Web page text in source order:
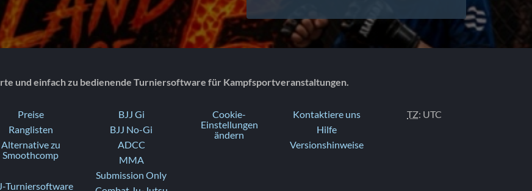
und einfach zu bedienende Turniersoftware für Kampfsportveranstaltungen.
Preise
Ranglisten
Alternative zu
Smoothcomp
Turniersoftware
BJJ Gi
BJJ No-Gi
ADCC
MMA
Submission Only
Cookie-
Einstellungen
ändern
Kontaktiere uns
Hilfe
Versionshinweise
TZ: UTC